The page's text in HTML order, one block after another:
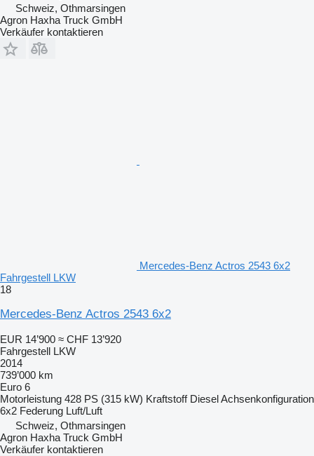
Schweiz, Othmarsingen
Agron Haxha Truck GmbH
Verkäufer kontaktieren
Mercedes-Benz Actros 2543 6x2
Fahrgestell LKW
18
Mercedes-Benz Actros 2543 6x2
EUR 14’900 ≈ CHF 13’920
Fahrgestell LKW
2014
739’000 km
Euro 6
Motorleistung 428 PS (315 kW) Kraftstoff DieselAchsenkonfiguration
6x2 Federung Luft/Luft
Schweiz, Othmarsingen
Agron Haxha Truck GmbH
Verkäufer kontaktieren